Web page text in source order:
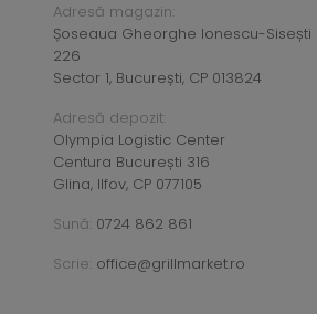
Adresă magazin:
Șoseaua Gheorghe Ionescu-Sisești
226
Sector 1, București, CP 013824
Adresă depozit:
Olympia Logistic Center
Centura București 316
Glina, Ilfov, CP 077105
Sună: 0724 862 861
Scrie: office@grillmarket.ro